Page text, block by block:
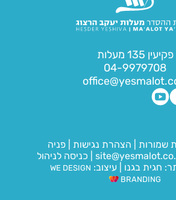
פקיעין 135 מעלות
04-9979708
שמורות הצהרת נגישות
פניה
כניסה לניהול
חגית בגנו עיצוב: WE DESIGN
BRANDING